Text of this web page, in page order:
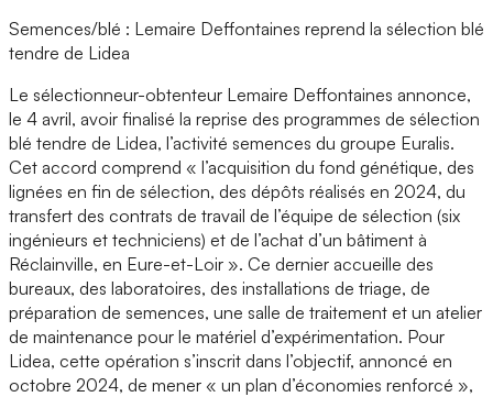
Semences/blé : Lemaire Deffontaines reprend la sélection blé
tendre de Lidea
Le sélectionneur-obtenteur Lemaire Deffontaines annonce,
le 4 avril, avoir finalisé la reprise des programmes de sélection
blé tendre de Lidea, l’activité semences du groupe Euralis.
Cet accord comprend « l’acquisition du fond génétique, des
lignées en fin de sélection, des dépôts réalisés en 2024, du
transfert des contrats de travail de l’équipe de sélection (six
ingénieurs et techniciens) et de l’achat d’un bâtiment à
Réclainville, en Eure-et-Loir ». Ce dernier accueille des
bureaux, des laboratoires, des installations de triage, de
préparation de semences, une salle de traitement et un atelier
de maintenance pour le matériel d’expérimentation. Pour
Lidea, cette opération s’inscrit dans l’objectif, annoncé en
octobre 2024, de mener « un plan d’économies renforcé »,